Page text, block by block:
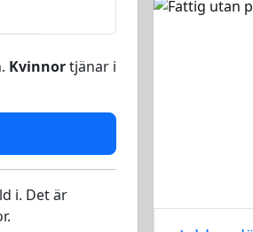
Kvinnortjänar i
i. Det är